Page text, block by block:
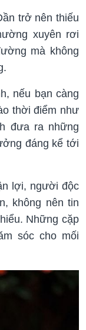
trở nên thiếu
xuyên rơi
mà không
nếu bạn càng
thời điểm như
đưa ra những
đáng kể tới
lợi, người độc
không nên tin
Những cặp
sóc cho mối